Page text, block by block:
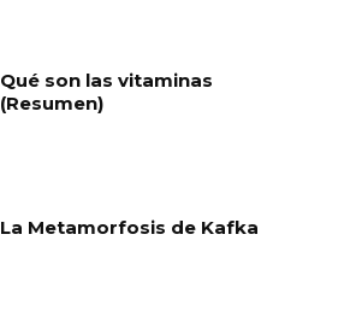
Qué son las vitaminas
(Resumen)
La Metamorfosis de Kafka